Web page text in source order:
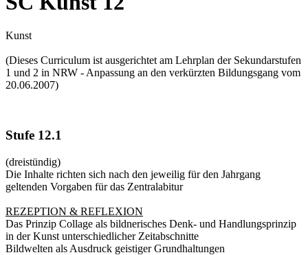
Kunst
(Dieses Curriculum ist ausgerichtet am Lehrplan der Sekundarstufen
1 und 2 in NRW - Anpassung an den verkürzten Bildungsgang vom
20.06.2007)
Stufe 12.1
(dreistündig)
Die Inhalte richten sich nach den jeweilig für den Jahrgang
geltenden Vorgaben für das Zentralabitur
REZEPTION & REFLEXION
Das Prinzip Collage als bildnerisches Denk- und Handlungsprinzip
in der Kunst unterschiedlicher Zeitabschnitte
Bildwelten als Ausdruck geistiger Grundhaltungen